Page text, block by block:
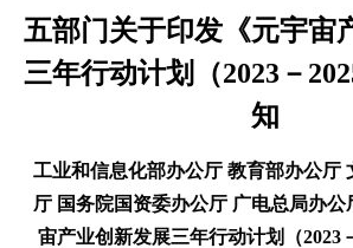
五部门关于印发《元宇宙
三年行动计划（2023－
知
工业和信息化部办公厅 教育部办公厅
厅 国务院国资委办公厅 广电总局办
宙产业创新发展三年行动计划（2023